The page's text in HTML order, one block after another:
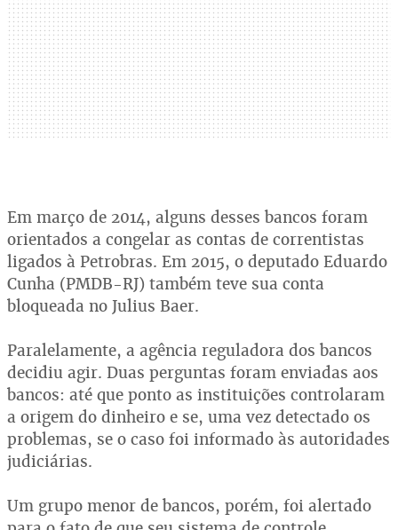
Em março de 2014, alguns desses bancos foram
orientados a congelar as contas de correntistas
ligados à Petrobras. Em 2015, o deputado Eduardo
Cunha (PMDB-RJ) também teve sua conta
bloqueada no Julius Baer.
Paralelamente, a agência reguladora dos bancos
decidiu agir. Duas perguntas foram enviadas aos
bancos: até que ponto as instituições controlaram
a origem do dinheiro e se, uma vez detectado os
problemas, se o caso foi informado às autoridades
judiciárias.
Um grupo menor de bancos, porém, foi alertado